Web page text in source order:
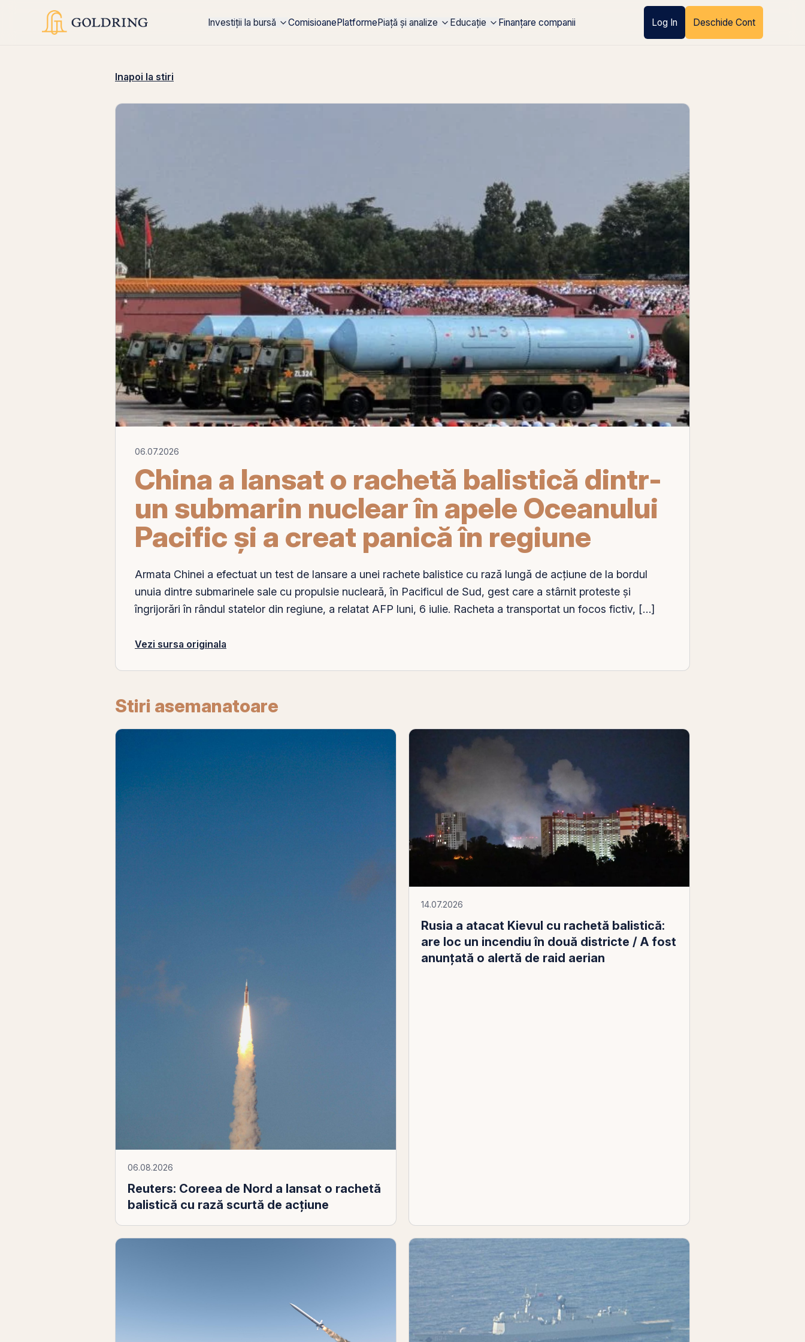
Investiții la bursă ComisioanePlatformePiață și analize Educație Finanțare companii Log In Deschide Cont
Inapoi la stiri
06.07.2026
China a lansat o rachetă balistică dintr-
un submarin nuclear în apele Oceanului
Pacific și a creat panică în regiune
Armata Chinei a efectuat un test de lansare a unei rachete balistice cu rază lungă de acțiune de la bordul
unuia dintre submarinele sale cu propulsie nucleară, în Pacificul de Sud, gest care a stârnit proteste și
îngrijorări în rândul statelor din regiune, a relatat AFP luni, 6 iulie. Racheta a transportat un focos fictiv, […]
Vezi sursa originala
Stiri asemanatoare
06.08.2026
Reuters: Coreea de Nord a lansat o rachetă
balistică cu rază scurtă de acţiune
14.07.2026
Rusia a atacat Kievul cu rachetă balistică:
are loc un incendiu în două districte / A fost
anunţată o alertă de raid aerian